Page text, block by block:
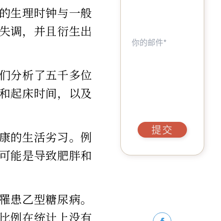
生理时钟与一般
调，并且衍生出
分析了五千多位
起床时间，以及
的生活劣习。例
能是导致肥胖和
乙型糖尿病。
例在统计上没有
提交